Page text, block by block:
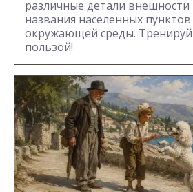
различные детали внешности
названия населенных
окружающей среды.
пользой!